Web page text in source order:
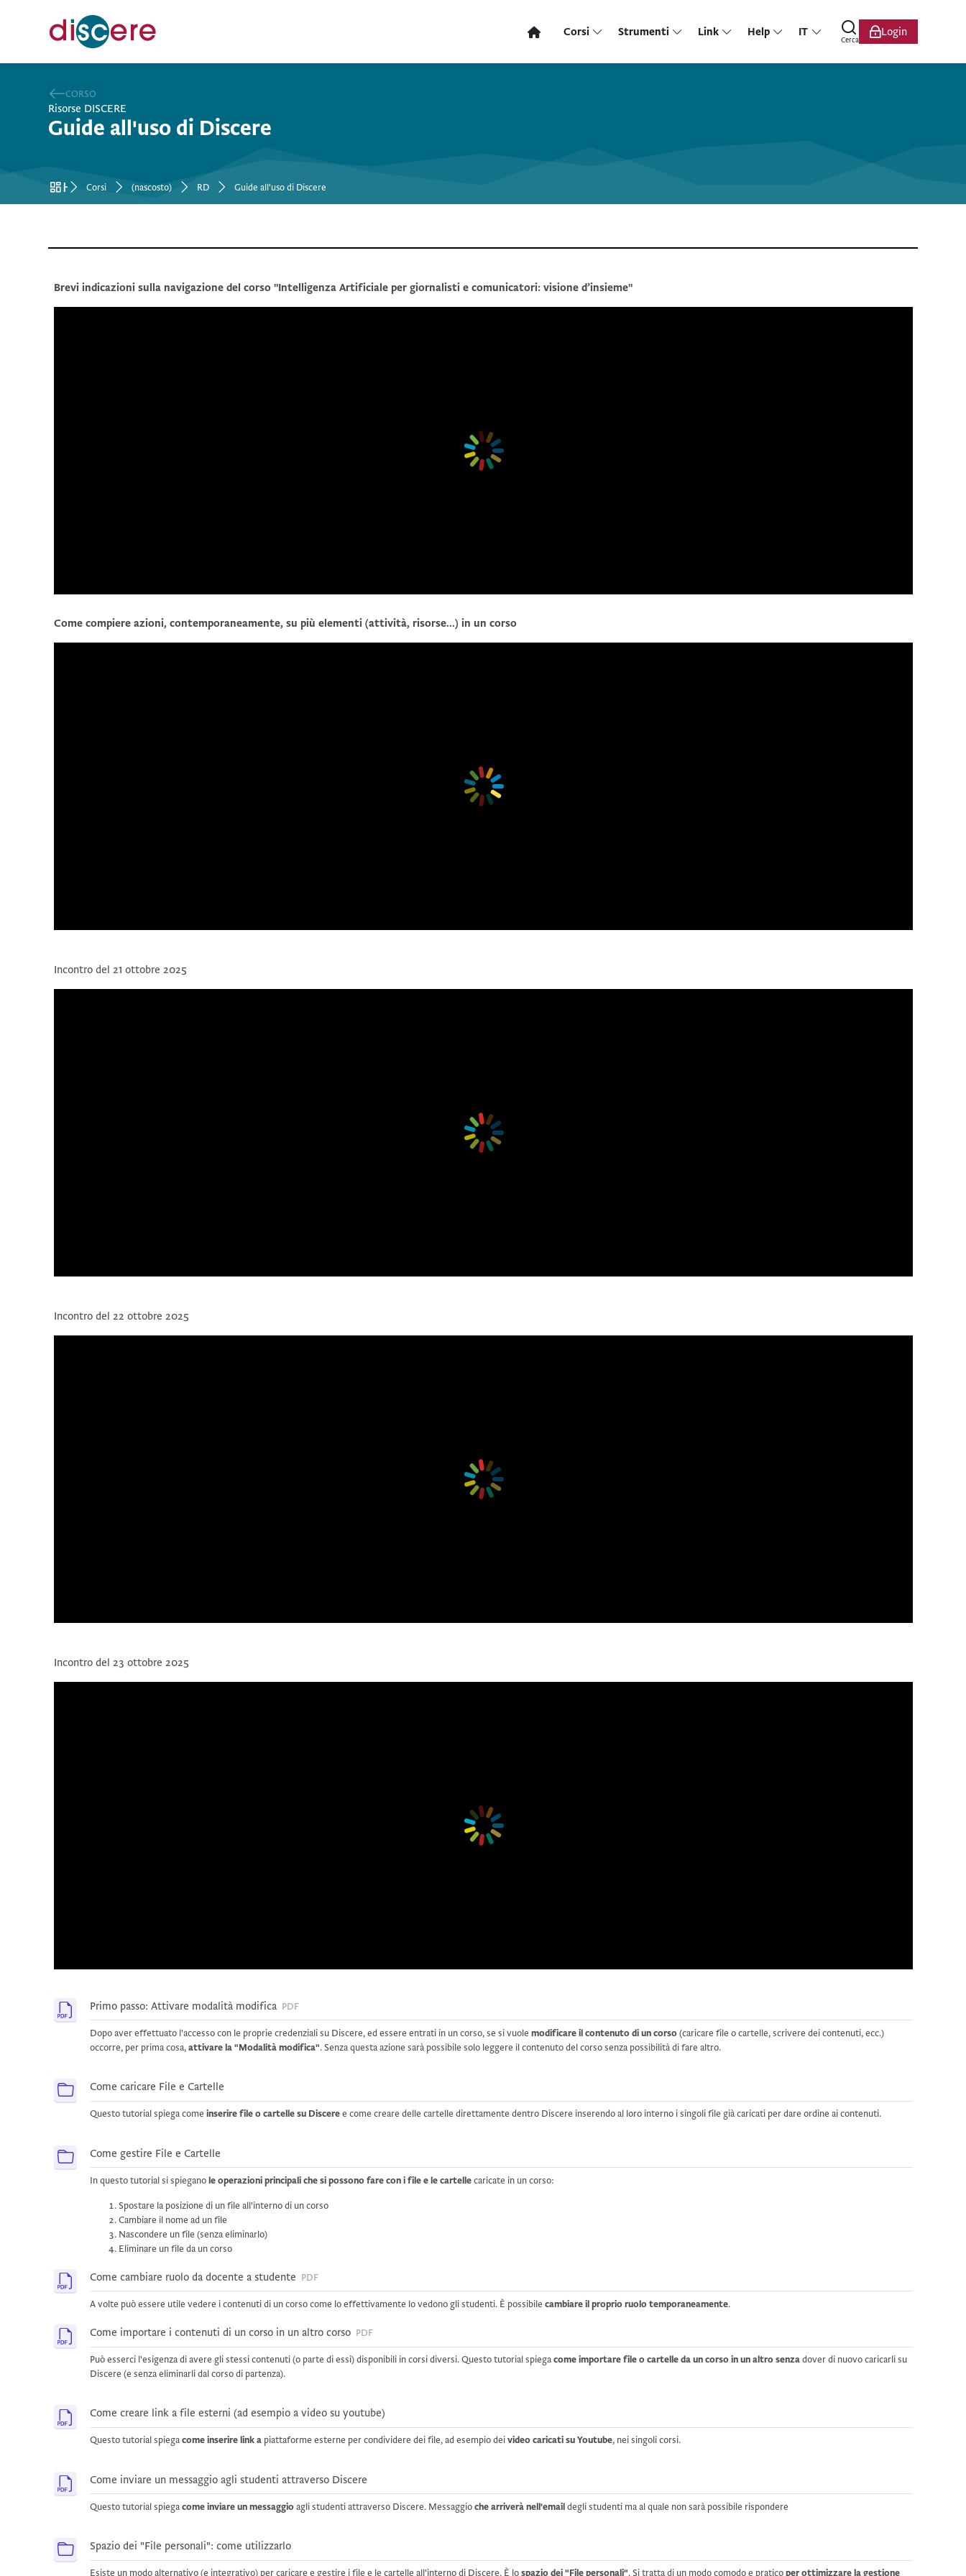
Corsi
Strumenti Link Help IT
Cerca
Login
CORSO
Risorse DISCERE
Guide all'uso di Discere
Home
Corsi (nascosto) RD Guide all'uso di Discere
Brevi indicazioni sulla navigazione del corso "Intelligenza Artificiale per giornalisti e comunicatori: visione d’insieme"
Come compiere azioni, contemporaneamente, su più elementi (attività, risorse...) in un corso
Incontro del 21 ottobre 2025
Incontro del 22 ottobre 2025
Incontro del 23 ottobre 2025
Primo passo: Attivare modalità modifica File
PDF
Dopo aver effettuato l'accesso con le proprie credenziali su Discere, ed essere entrati in un corso, se si vuolemodificare il contenuto di un corso(caricare file o cartelle, scrivere dei contenuti, ecc.)
occorre, per prima cosa,attivare la "Modalità modifica". Senza questa azione sarà possibile solo leggere il contenuto del corso senza possibilità di fare altro.
Come caricare File e CartelleCartella
Questo tutorial spiega comeinserire file o cartelle su Disceree come creare delle cartelle direttamente dentro Discere inserendo al loro interno i singoli file già caricati per dare ordine ai contenuti.
Come gestire File e CartelleCartella
In questo tutorial si spieganole operazioni principali che si possono fare con i file e le cartellecaricate in un corso:
Spostare la posizione di un file all'interno di un corso
Cambiare il nome ad un file
Nascondere un file (senza eliminarlo)
Eliminare un file da un corso
Come cambiare ruolo da docente a studente File
PDF
A volte può essere utile vedere i contenuti di un corso come lo effettivamente lo vedono gli studenti. È possibilecambiare il proprio ruolo temporaneamente.
Come importare i contenuti di un corso in un altro corso File
PDF
Può esserci l'esigenza di avere gli stessi contenuti (o parte di essi) disponibili in corsi diversi. Questo tutorial spiegacome importare file o cartelle da un corso in un altro senzadover di nuovo caricarli su
Discere (e senza eliminarli dal corso di partenza).
Come creare link a file esterni (ad esempio a video su youtube)
Questo tutorial spiegacome inserire linkapiattaforme esterne per condividere dei file, ad esempio deivideo caricati su Youtube, nei singoli corsi.
Come inviare un messaggio agli studenti attraverso Discere
Questo tutorial spiegacome inviare un messaggioagli studenti attraverso Discere. Messaggioche arriverà nell'emaildegli studenti ma al quale non sarà possibile rispondere
Spazio dei "File personali": come utilizzarloCartella
Esiste un modo alternativo (e integrativo) per caricare e gestire i file e le cartelle all'interno di Discere. È lospazio dei "File personali". Si tratta di un modo comodo e praticoper ottimizzare la gestione